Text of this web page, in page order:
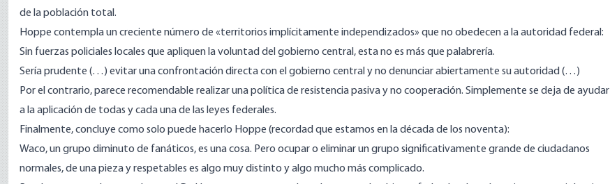
de la población total.
Hoppe contempla un creciente número de «territorios implícitamente independizados» que no obedecen a la autoridad federal:
Sin fuerzas policiales locales que apliquen la voluntad del gobierno central, esta no es más que palabrería.
Sería prudente (…) evitar una confrontación directa con el gobierno central y no denunciar abiertamente su autoridad (…)
Por el contrario, parece recomendable realizar una política de resistencia pasiva y no cooperación. Simplemente se deja de ayudar
a la aplicación de todas y cada una de las leyes federales.
Finalmente, concluye como solo puede hacerlo Hoppe (recordad que estamos en la década de los noventa):
Waco, un grupo diminuto de fanáticos, es una cosa. Pero ocupar o eliminar un grupo significativamente grande de ciudadanos
normales, de una pieza y respetables es algo muy distinto y algo mucho más complicado.